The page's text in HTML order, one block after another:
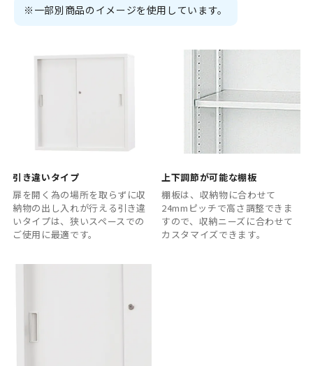
※一部別商品のイメージを使用しています。
引き違いタイプ
扉を開く為の場所を取らずに収
納物の出し入れが行える引き違
いタイプは、狭いスペースでの
ご使用に最適です。
上下調節が可能な棚板
棚板は、収納物に合わせて
24mmピッチで高さ調整できま
すので、収納ニーズに合わせて
カスタマイズできます。